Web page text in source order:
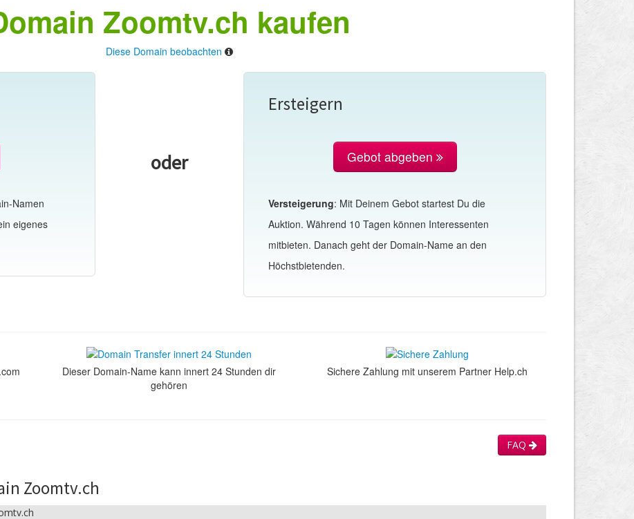
Zoomtv.ch kaufen
Diese Domain beobachten
Namen
eigenes
oder
Ersteigern
Gebot abgeben
Versteigerung: Mit Deinem Gebot startest Du die
Auktion. Während 10 Tagen können Interessenten
mitbieten. Danach geht der Domain-Name an den
Höchstbietenden.
Dieser Domain-Name kann innert 24 Stunden dir
gehören
Sichere Zahlung mit unserem Partner Help.ch
FAQ
Zoomtv.ch